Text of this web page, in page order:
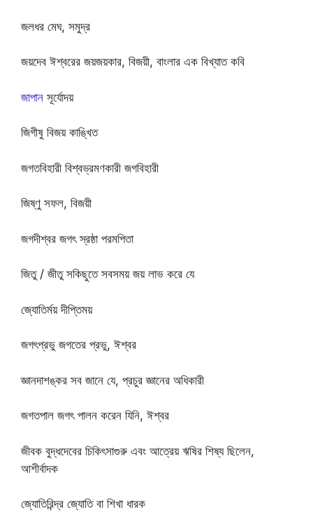
জলধর মেঘ, সমুদ্র
জয়দেব ঈশ্বরের জয়জয়কার, বিজয়ী, বাংলার এক বিখ্যাত কবি
জাপান সূর্যোদয়
জিগীষু বিজয় কাঙ্খিত
জগতবিহারী বিশ্বভ্রমণকারী জগবিহারী
জিষ্ণু সফল, বিজয়ী
জগদীশ্বর জগৎ স্রষ্ঠা পরমপিতা
জিতু / জীতু সকিছুতে সবসময় জয় লাভ করে যে
জ্যোতির্ময় দীপ্তিময়
জগৎপ্রভু জগতের প্রভু, ঈশ্বর
জ্ঞানদাশঙ্কর সব জানে যে, প্রচুর জ্ঞানের অধিকারী
জগতপাল জগৎ পালন করেন যিনি, ঈশ্বর
জীবক বুদ্ধদেবের চিকিৎসাগুরু এবং আত্রেয় ঋষির শিষ্য ছিলেন,
আশীর্বাদক
জ্যোতিরিন্দ্র জ্যোতি বা শিখা ধারক